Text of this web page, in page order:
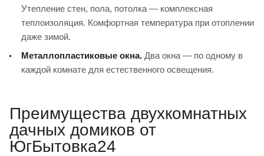
Утепление стен, пола, потолка — комплексная
теплоизоляция. Комфортная температура при отоплении
даже зимой.
Металлопластиковые окна. Два окна — по одному в
каждой комнате для естественного освещения.
Преимущества двухкомнатных
дачных домиков от
ЮгБытовка24